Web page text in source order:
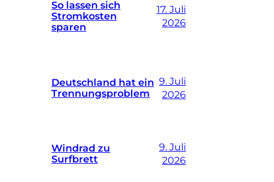
So lassen sich
Stromkosten
sparen
17. Juli
2026
Deutschland hat ein
Trennungsproblem
9. Juli
2026
Windrad zu
Surfbrett
9. Juli
2026